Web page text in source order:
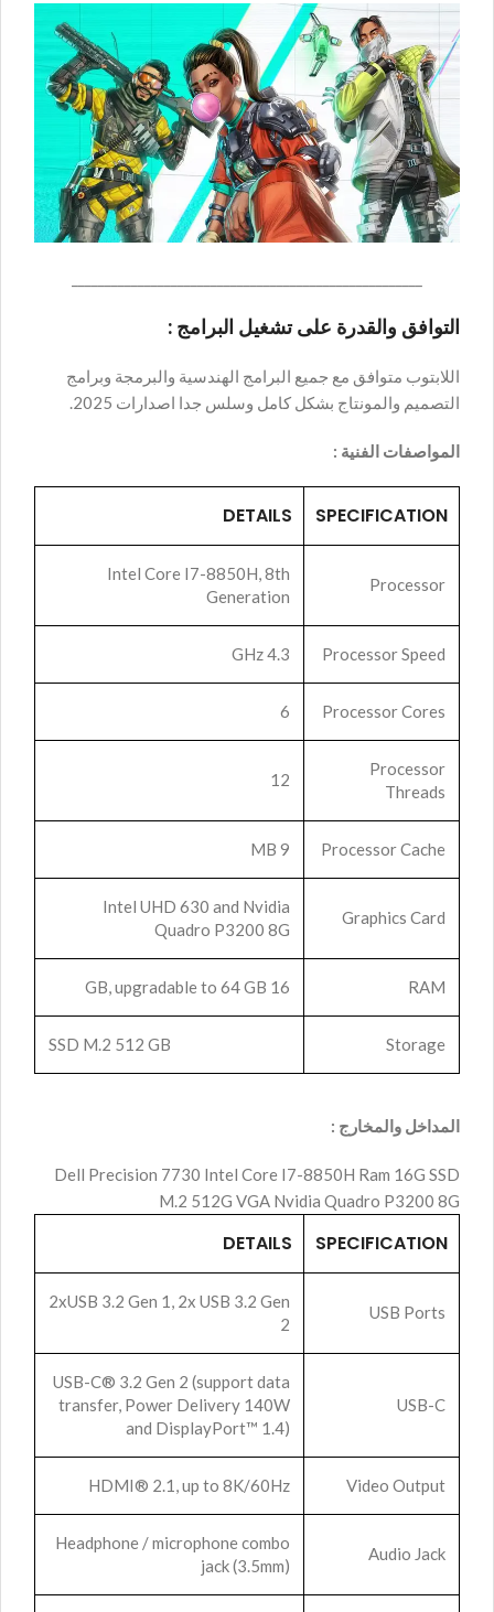
التوافق والقدرة على تشغيل البرامج :
اللابتوب متوافق مع جميع البرامج الهندسية والبرمجة وبرامج
التصميم والمونتاج بشكل كامل وسلس جدا اصدارات 2025.
المواصفات الفنية :
SPECIFICATION
DETAILS
Processor
Intel Core I7-8850H, 8th
Generation
Processor Speed
4.3 GHz
Processor Cores
6
Processor
Threads
12
Processor Cache
9 MB
Graphics Card
Intel UHD 630 and Nvidia
Quadro P3200 8G
RAM
16 GB, upgradable to 64 GB
Storage
SSD M.2 512 GB
المداخل والمخارج :
Dell Precision 7730 Intel Core I7-8850H Ram 16G SSD
M.2 512G VGA Nvidia Quadro P3200 8G
SPECIFICATION
DETAILS
USB Ports
2xUSB 3.2 Gen 1, 2x USB 3.2 Gen
2
USB-C
USB-C® 3.2 Gen 2 (support data
transfer, Power Delivery 140W
and DisplayPort™ 1.4)
Video Output
HDMI® 2.1, up to 8K/60Hz
Audio Jack
Headphone / microphone combo
jack (3.5mm)